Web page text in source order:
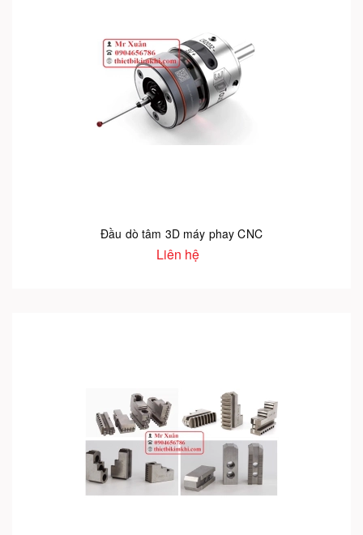
Đầu dò tâm 3D máy phay CNC
Liên hệ